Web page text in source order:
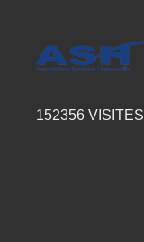
152356 VISITES